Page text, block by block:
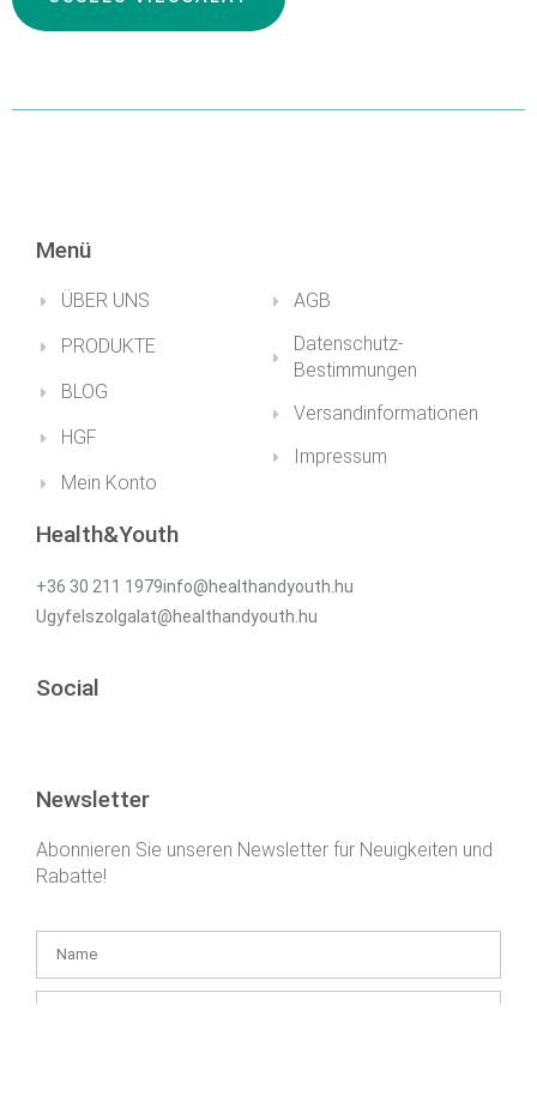
Menü
ÜBER UNS
PRODUKTE
BLOG
HGF
Mein Konto
AGB
Datenschutz-
Bestimmungen
Versandinformationen
Impressum
Health&Youth
+36 30 211 1979info@healthandyouth.hu
Ugyfelszolgalat@healthandyouth.hu
Social
Newsletter
Abonnieren Sie unseren Newsletter für Neuigkeiten und
Rabatte!